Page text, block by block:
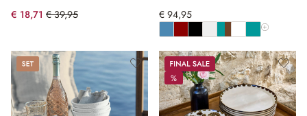
€ 18,71 € 39,95
(53.17% gespart)
€ 94,95
Toon alle
Set
Sale
%
%